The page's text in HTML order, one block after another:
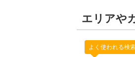
エリアや
よく使われる検